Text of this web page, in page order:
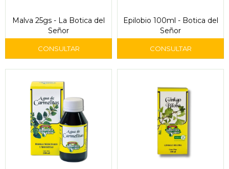
Malva 25gs - La Botica del
Señor
Epilobio 100ml - Botica del
Señor